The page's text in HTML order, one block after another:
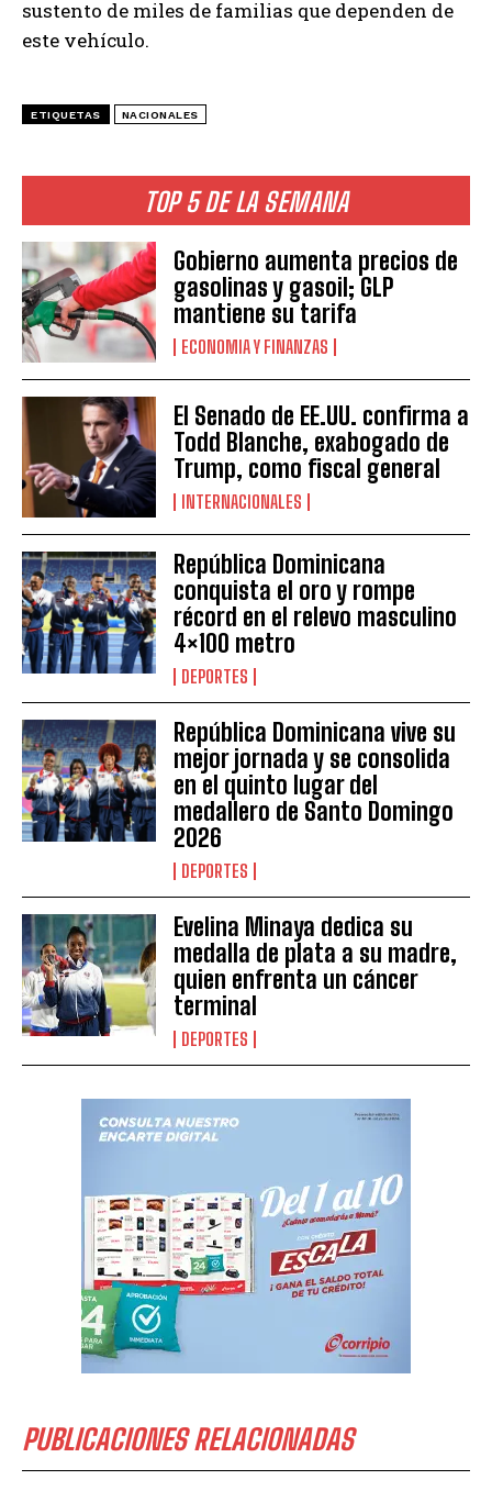
TOP 5 DE LA SEMANA
Gobierno aumenta precios de
gasolinas y gasoil; GLP
mantiene su tarifa
ECONOMIA Y FINANZAS
El Senado de EE.UU. confirma a
Todd Blanche, exabogado de
Trump, como fiscal general
INTERNACIONALES
República Dominicana
conquista el oro y rompe
récord en el relevo masculino
4×100 metro
DEPORTES
República Dominicana vive su
mejor jornada y se consolida
en el quinto lugar del
medallero de Santo Domingo
2026
DEPORTES
Evelina Minaya dedica su
medalla de plata a su madre,
quien enfrenta un cáncer
terminal
DEPORTES
PUBLICACIONES RELACIONADAS
sustento de miles de familias que dependen de
este vehículo.
ETIQUETAS NACIONALES